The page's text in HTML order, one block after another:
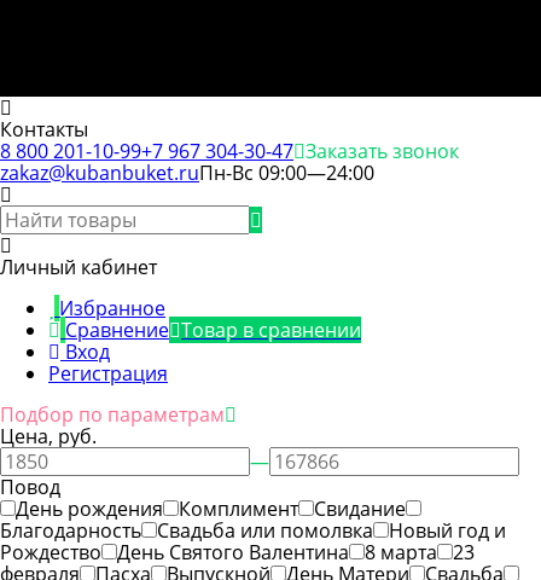
Контакты
8 800 201-10-99+7 967 304-30-47 Заказать звонок
zakaz@kubanbuket.ruПн-Вс 09:00—24:00
Личный кабинет
Избранное
Сравнение Товар в сравнении
Вход
Регистрация
Подбор по параметрам
Цена, руб.
—
Повод
День рождения
Комплимент
Свидание
Благодарность
Свадьба или помолвка
Новый год и
Рождество
День Святого Валентина 8 марта
23
февраля
Пасха Выпускной День Матери
Свадьба